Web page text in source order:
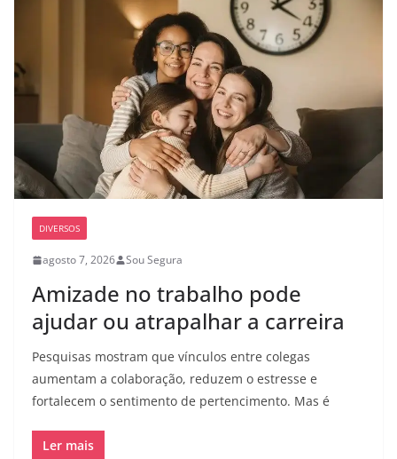
DIVERSOS
agosto 7, 2026 Sou Segura
Amizade no trabalho pode
ajudar ou atrapalhar a carreira
Pesquisas mostram que vínculos entre colegas
aumentam a colaboração, reduzem o estresse e
fortalecem o sentimento de pertencimento. Mas é
Ler mais